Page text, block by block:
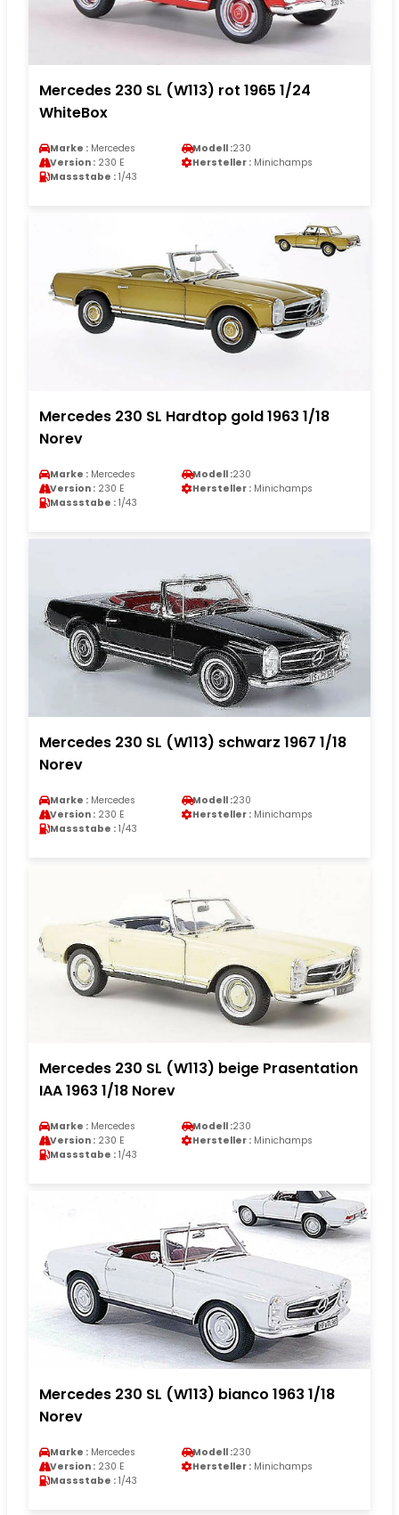
Mercedes 230 SL (W113) rot 1965 1/24
WhiteBox
Marke : Mercedes Modell :230
Version : 230 E Hersteller : Minichamps
Massstabe : 1/43
Mercedes 230 SL Hardtop gold 1963 1/18
Norev
Marke : Mercedes Modell :230
Version : 230 E Hersteller : Minichamps
Massstabe : 1/43
Mercedes 230 SL (W113) schwarz 1967 1/18
Norev
Marke : Mercedes Modell :230
Version : 230 E Hersteller : Minichamps
Massstabe : 1/43
Mercedes 230 SL (W113) beige Prasentation
IAA 1963 1/18 Norev
Marke : Mercedes Modell :230
Version : 230 E Hersteller : Minichamps
Massstabe : 1/43
Mercedes 230 SL (W113) bianco 1963 1/18
Norev
Marke : Mercedes Modell :230
Version : 230 E Hersteller : Minichamps
Massstabe : 1/43